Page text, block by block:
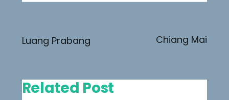
Navigation
l’article
Luang Prabang Chiang Mai
Related Post